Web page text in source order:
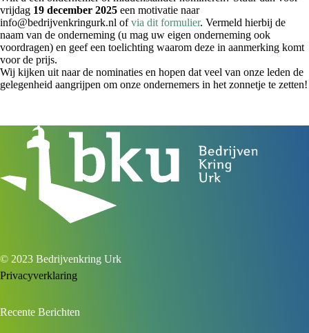
vrijdag 19 december 2025 een motivatie naar
info@bedrijvenkringurk.nl ofvia dit formulier. Vermeld hierbij de
naam van de onderneming (u mag uw eigen onderneming ook
voordragen) en geef een toelichting waarom deze in aanmerking komt
voor de prijs.
Wij kijken uit naar de nominaties en hopen dat veel van onze leden de
gelegenheid aangrijpen om onze ondernemers in het zonnetje te zetten!
© 2023 Bedrijvenkring Urk
Privacyverklaring
Recente Berichten